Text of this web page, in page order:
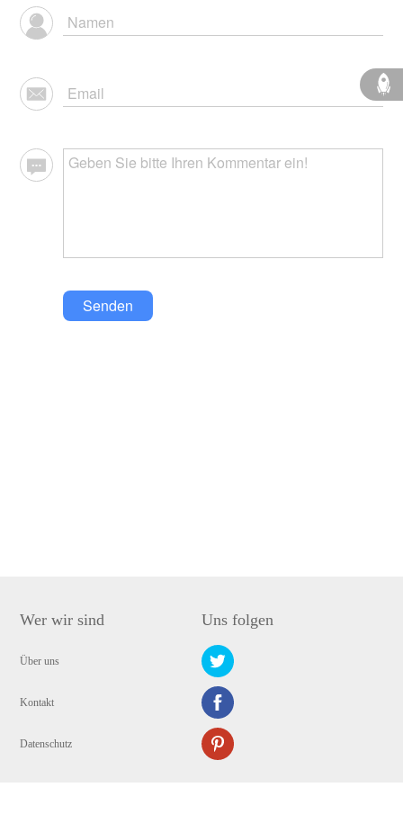
Senden
Wer wir sind
Über uns
Kontakt
Datenschutz
Uns folgen